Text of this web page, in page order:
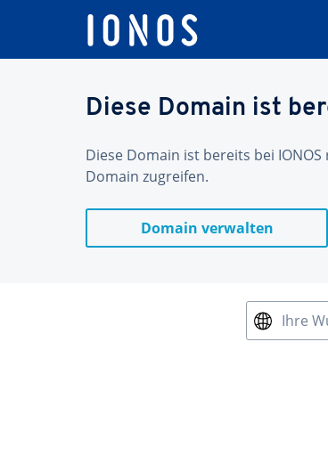
Diese Domain ist
Diese Domain ist bereits bei
Domain zugreifen.
Domain verwalten
Ihre